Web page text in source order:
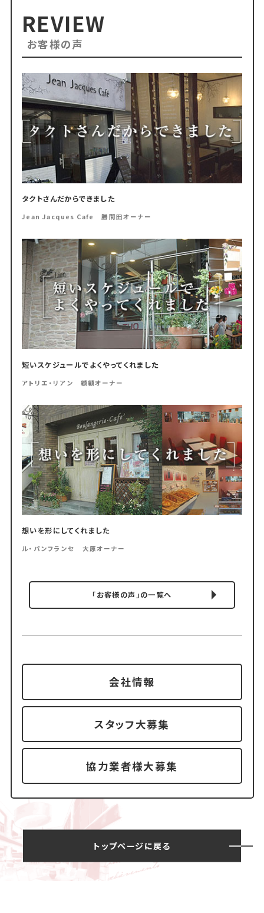
REVIEW
お客様の声
タクトさんだからできました
Jean Jacques Cafe 勝間田オーナー
短いスケジュールでよくやってくれました
アトリエ・リアン 纐纈オーナー
想いを形にしてくれました
ル・パンフランセ 大原オーナー
「お客様の声」の一覧へ
会社情報
スタッフ大募集
協力業者様大募集
トップページに戻る